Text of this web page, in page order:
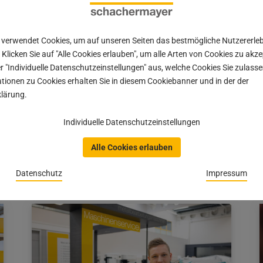
verwendet Cookies, um auf unseren Seiten das bestmögliche
Sie auf "Alle Cookies erlauben", um alle Arten von Cookies zu
"Individuelle Datenschutzeinstellungen" aus, welche Cookies Sie
zu Cookies erhalten Sie in diesem Cookiebanner und in der der
Individuelle Datenschutzeinstellungen
Alle Cookies erlauben
Datenschutz Impressum
424 Euro Spende für Handwerker mit
Handicap
Förderverein des BBW Mittelfranken
veröffentlicht
am: